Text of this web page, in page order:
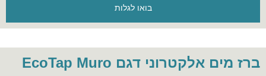
בואו לגלות
ברז מים אלקטרוני דגם EcoTap Muro